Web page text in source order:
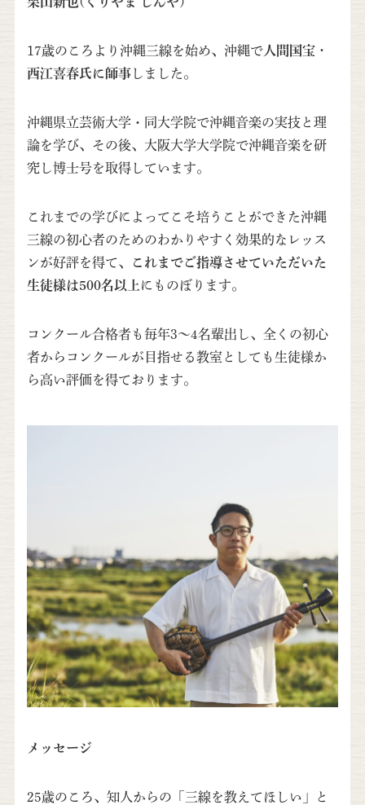
17歳のころより沖縄三線を始め、沖縄で人間国宝・
西江喜春氏に師事しました。
沖縄県立芸術大学・同大学院で沖縄音楽の実技と理
論を学び、その後、大阪大学大学院で沖縄音楽を研
究し博士号を取得しています。
これまでの学びによってこそ培うことができた沖縄
三線の初心者のためのわかりやすく効果的なレッス
ンが好評を得て、
これまでご指導させていただいた
生徒様は500名以上 にものぼります。
コンクール合格者も毎年3～4名輩出し、全くの初心
者からコンクールが目指せる教室としても生徒様か
ら高い評価を得ております。
メッセージ
25歳のころ、知人からの「三線を教えてほしい」と